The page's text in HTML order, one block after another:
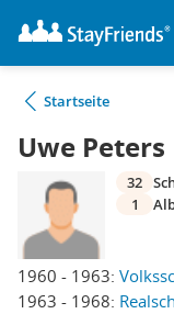
Startseite
Uwe Peters
1960 - 1963:
1963 - 1968:
32
1